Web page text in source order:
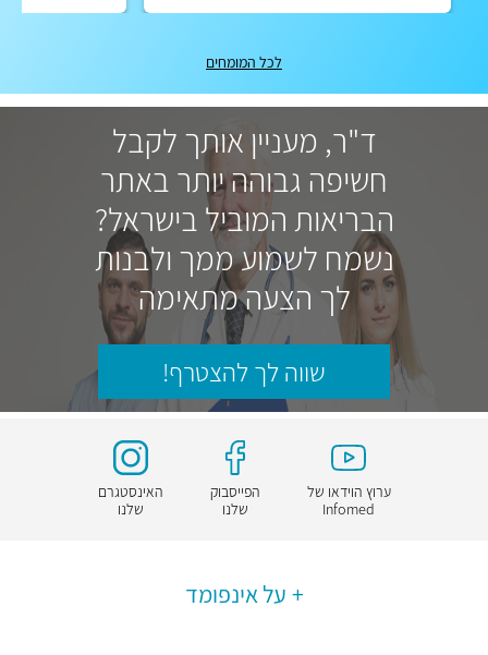
לכל המומחים
ד"ר, מעניין אותך לקבל
חשיפה גבוהה יותר באתר
הבריאות המוביל בישראל?
נשמח לשמוע ממך ולבנות
לך הצעה מתאימה
שווה לך להצטרף!
ערוץ הוידאו של
Infomed
הפייסבוק
שלנו
האינסטגרם
שלנו
על אינפומד